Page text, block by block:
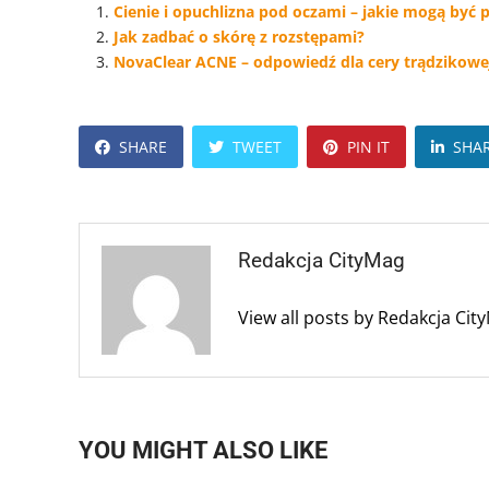
Cienie i opuchlizna pod oczami – jakie mogą być
Jak zadbać o skórę z rozstępami?
NovaClear ACNE – odpowiedź dla cery
SHARE TWEET PIN IT
Redakcja CityMag
View all posts by Redakcja
YOU MIGHT ALSO LIKE